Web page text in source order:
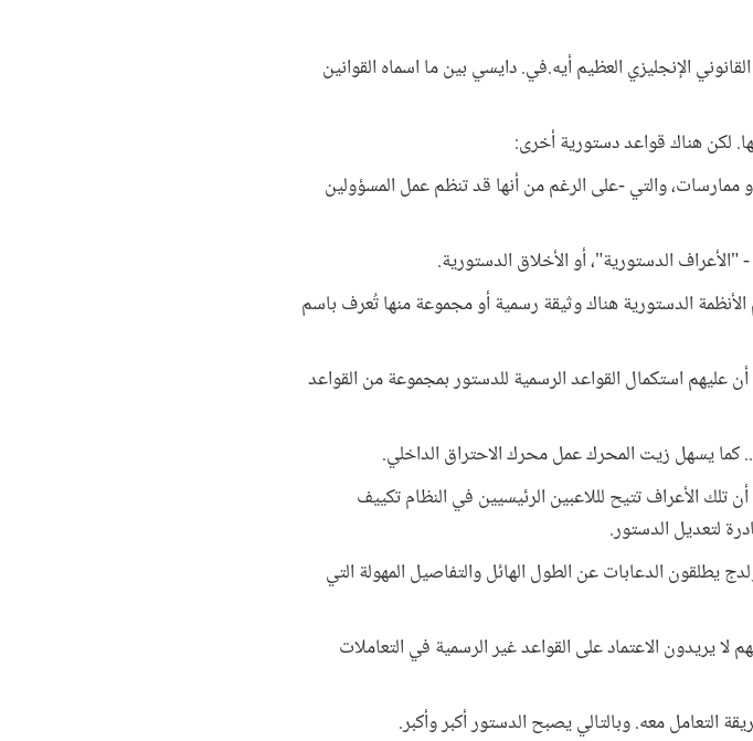
الإنجليزي العظيم أيه.في. دايسي بين ما اسماه القوانين
لكن هناك قواعد دستورية أخرى:
والتي -على الرغم من أنها قد تنظم عمل المسؤولين
الدستورية"، أو الأخلاق الدستورية.
الدستورية هناك وثيقة رسمية أو مجموعة منها تُعرف باسم
عليهم استكمال القواعد الرسمية للدستور بمجموعة من القواعد
كما يسهل زيت المحرك عمل محرك الاحتراق الداخلي.
الأعراف تتيح لللاعبين الرئيسيين في النظام تكييف
لتعديل الدستور.
الدعابات عن الطول الهائل والتفاصيل المهولة التي
يريدون الاعتماد على القواعد غير الرسمية في التعاملات
التعامل معه. وبالتالي يصبح الدستور أكبر وأكبر.